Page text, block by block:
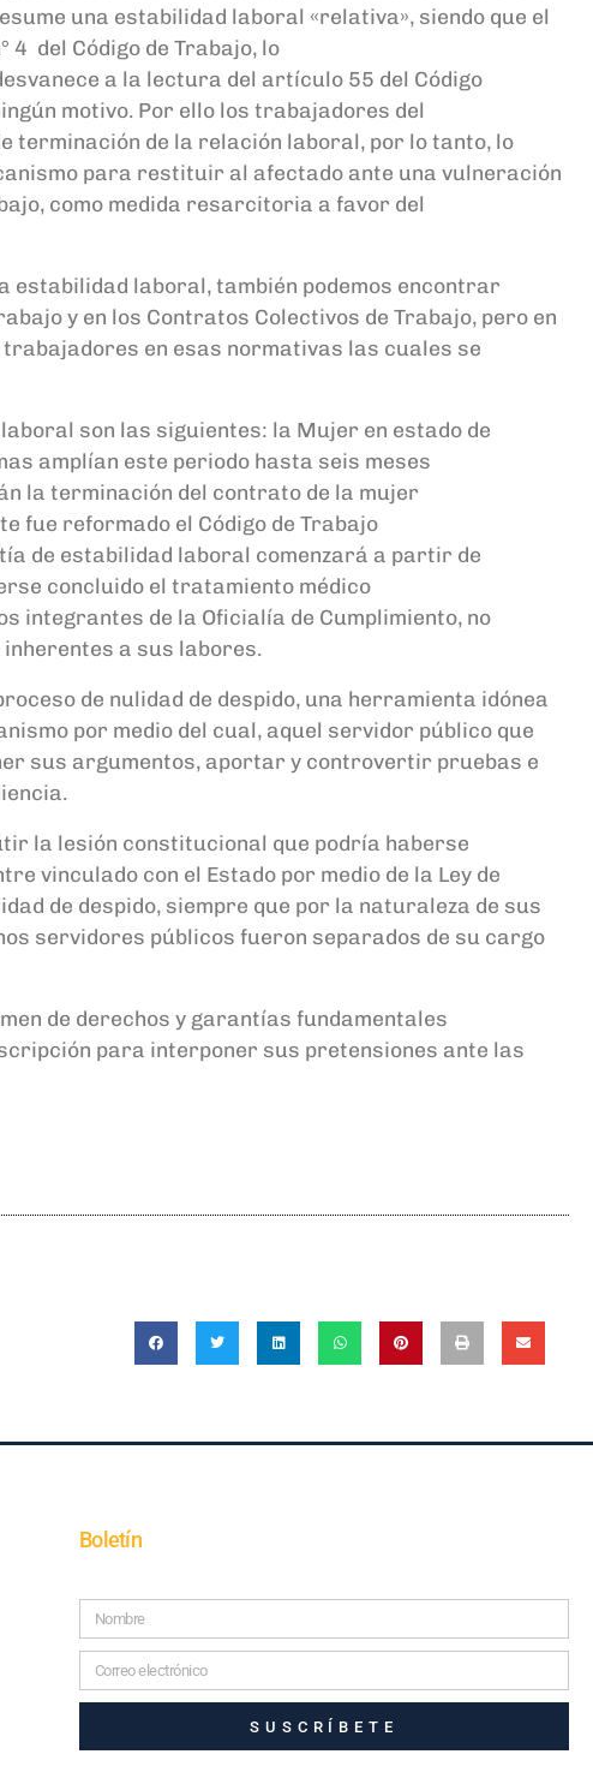
una estabilidad laboral «relativa», siendo que el
4 del Código de Trabajo, lo
a la lectura del artículo 55 del Código
motivo. Por ello los trabajadores del
terminación de la relación laboral, por lo tanto, lo
para restituir al afectado ante una vulneración
como medida resarcitoria a favor del
estabilidad laboral, también podemos encontrar
y en los Contratos Colectivos de Trabajo, pero en
en esas normativas las cuales se
son las siguientes: la Mujer en estado de
amplían este periodo hasta seis meses
la terminación del contrato de la mujer
fue reformado el Código de Trabajo
de estabilidad laboral comenzará a partir de
concluido el tratamiento médico
integrantes de la Oficialía de Cumplimiento, no
a sus labores.
de nulidad de despido, una herramienta idónea
por medio del cual, aquel servidor público que
sus argumentos, aportar y controvertir pruebas e
la lesión constitucional que podría haberse
vinculado con el Estado por medio de la Ley de
de despido, siempre que por la naturaleza de sus
servidores públicos fueron separados de su cargo
de derechos y garantías fundamentales
para interponer sus pretensiones ante las
Boletín
SUSCRÍBETE